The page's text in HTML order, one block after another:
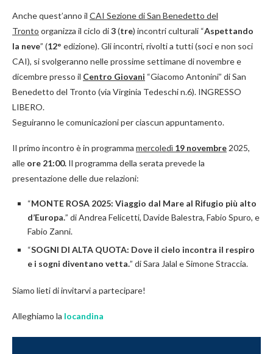
Anche quest’anno il CAI Sezione di San Benedetto del
Tronto organizza il ciclo di3(tre) incontri culturali “Aspettando
la neve” (12° edizione). Gli incontri, rivolti a tutti (soci e non soci
CAI), si svolgeranno nelle prossime settimane di novembre e
dicembre presso il Centro Giovani “Giacomo Antonini” di San
Benedetto del Tronto (via Virginia Tedeschi n.6). INGRESSO
LIBERO.
Seguiranno le comunicazioni per ciascun appuntamento.
Il primo incontro è in programma mercoledì 19 novembre 2025,
alle ore 21:00. Il programma della serata prevede la
presentazione delle due relazioni:
“MONTE ROSA 2025: Viaggio dal Mare al Rifugio più alto
d’Europa.” di Andrea Felicetti, Davide Balestra, Fabio Spuro, e
Fabio Zanni.
“SOGNI DI ALTA QUOTA: Dove il cielo incontra il respiro
e i sogni diventano vetta.” di Sara Jalal e Simone Straccia.
Siamo lieti di invitarvi a partecipare!
Alleghiamo la locandina